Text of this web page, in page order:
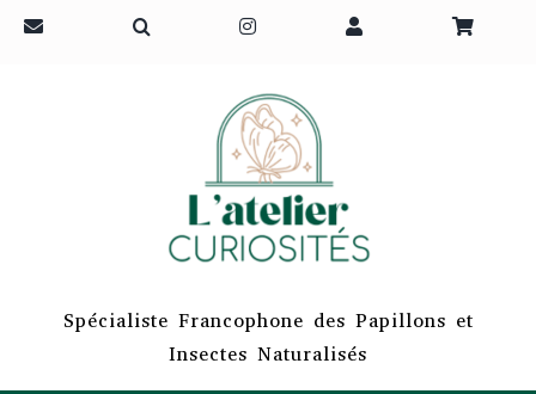
Passer
Spécialiste Francophone des Papillons et
Insectes Naturalisés